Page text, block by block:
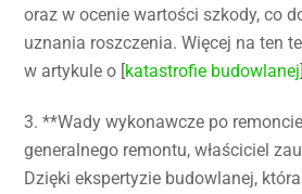
oraz w ocenie wartości szkody, co
uznania roszczenia. Więcej na ten
w artykule o [katastrofie budowlanej
3. **Wady wykonawcze po
generalnego remontu, właściciel
Dzięki ekspertyzie budowlanej,